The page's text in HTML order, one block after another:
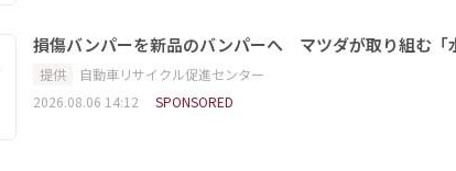
損傷バンパーを新品のバンパーへ マツダが取り組む「
提供
自動車リサイクル促進センター
2026.08.06 14:12
SPONSORED